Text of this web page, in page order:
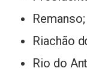
Remanso;
Riachão
Rio do